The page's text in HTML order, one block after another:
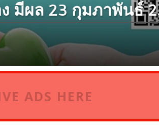
มีผล 23 กุมภาพันธ์
ADS HERE